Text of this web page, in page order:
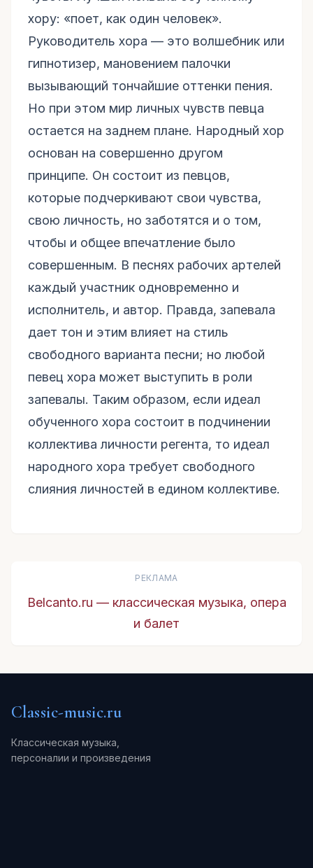
хору: «поет, как один человек».
Руководитель хора — это волшебник или
гипнотизер, мановением палочки
вызывающий тончайшие оттенки пения.
Но при этом мир личных чувств певца
остается на заднем плане. Народный хор
основан на совершенно другом
принципе. Он состоит из певцов,
которые подчеркивают свои чувства,
свою личность, но заботятся и о том,
чтобы и общее впечатление было
совершенным. В песнях рабочих артелей
каждый участник одновременно и
исполнитель, и автор. Правда, запевала
дает тон и этим влияет на стиль
свободного варианта песни; но любой
певец хора может выступить в роли
запевалы. Таким образом, если идеал
обученного хора состоит в подчинении
коллектива личности регента, то идеал
народного хора требует свободного
слияния личностей в едином коллективе.
РЕКЛАМА
Belcanto.ru — классическая музыка, опера
и балет
Classic-music.ru
Классическая музыка,
персоналии и произведения